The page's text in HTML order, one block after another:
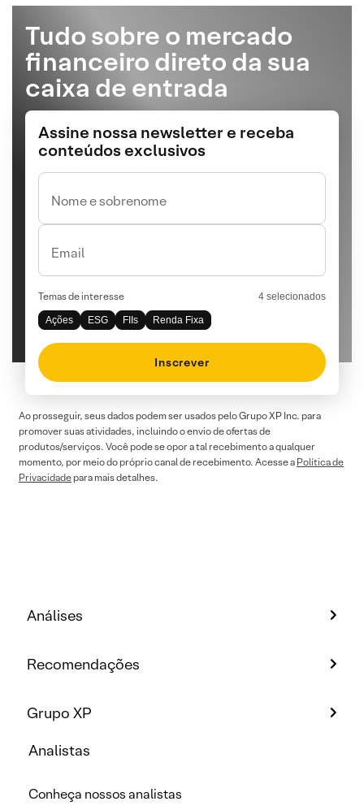
Tudo sobre o mercado
financeiro direto da sua
caixa de entrada
Assine nossa newsletter e receba
conteúdos exclusivos
Nome e sobrenome
Email
Temas de interesse 4 selecionados
Ações ESG FIIs Renda Fixa
Inscrever
Ao prosseguir, seus dados podem ser usados pelo Grupo XP Inc. para
promover suas atividades, incluindo o envio de ofertas de
produtos/serviços. Você pode se opor a tal recebimento a qualquer
momento, por meio do próprio canal de recebimento. Acesse a Política de
Privacidade para mais detalhes.
Análises
Recomendações
Grupo XP
Analistas
Conheça nossos analistas